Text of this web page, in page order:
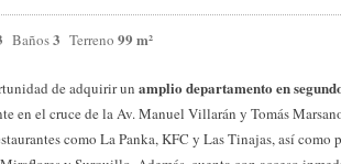
Baños3 Terreno 99 m²
de adquirir un amplio departamento en
en el cruce de la Av. Manuel Villarán y Tomás
como La Panka, KFC y Las Tinajas, así